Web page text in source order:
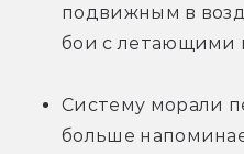
подвижным в
бои с летающими
Систему морали
больше